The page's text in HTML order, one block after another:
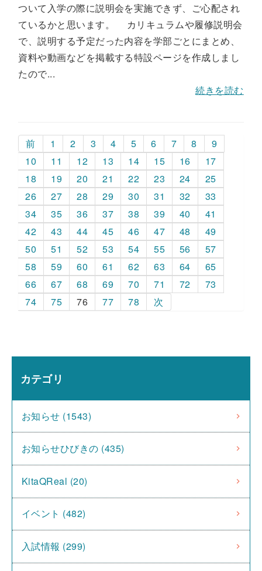
ついて入学の際に説明会を実施できず、ご心配され
ているかと思います。 カリキュラムや履修説明会
で、説明する予定だった内容を学部ごとにまとめ、
資料や動画などを掲載する特設ページを作成しまし
たので...
続きを読む
前 1 2 3 4 5 6 7 8
9
10
11 12 13 14 15 16
17
18
19 20 21 22 23 24
25
26
27 28 29 30 31 32
33
34
35 36 37 38 39 40
41
42
43 44 45 46 47 48
49
50
51 52 53 54 55 56
57
58
59 60 61 62 63 64
65
66
67 68 69 70 71 72
73
74
75 76 77 78 次
カテゴリ
お知らせ (1543)
お知らせひびきの (435)
KitaQReal (20)
イベント (482)
入試情報 (299)